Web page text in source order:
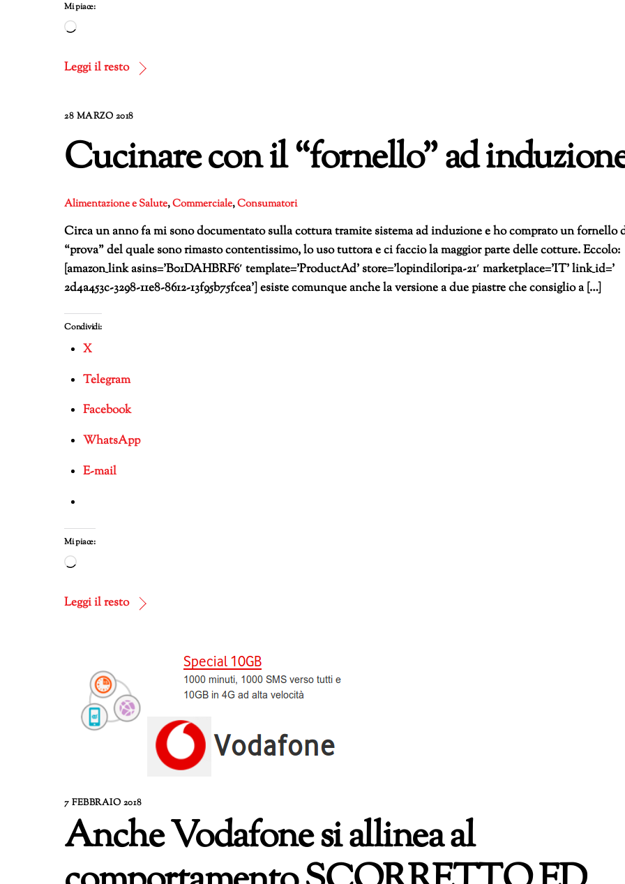
Mi piace:
Caricamento
corso…
Leggi il resto
28 MARZO 2018
Cucinare con il “fornello” ad
Alimentazione e Salute,Commerciale,Consumatori
Circa un anno fa mi sono documentato sulla cottura tramite sistema ad induzione e ho comprato un fornello
“prova” del quale sono rimasto contentissimo, lo uso tuttora e ci faccio la maggior parte delle cotture. Eccolo:
[amazon_link asins=’B01DAHBRF6′ template=’ProductAd’ store=’lopindiloripa-21′ marketplace=’IT’ link_id=’
2d4a453c-3298-11e8-8612-13f95b75fcea’] esiste comunque anche la versione a due piastre che consiglio a […]
Condividi:
X
Telegram
Facebook
WhatsApp
E-mail
Mi piace:
Caricamento
corso…
Leggi il resto
7 FEBBRAIO 2018
Anche Vodafone si allinea al